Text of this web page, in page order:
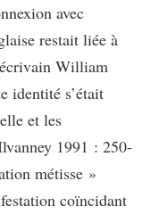
avec
restait liée à
William
identité s’était
et les
1991 : 250-
métisse »
coïncidant